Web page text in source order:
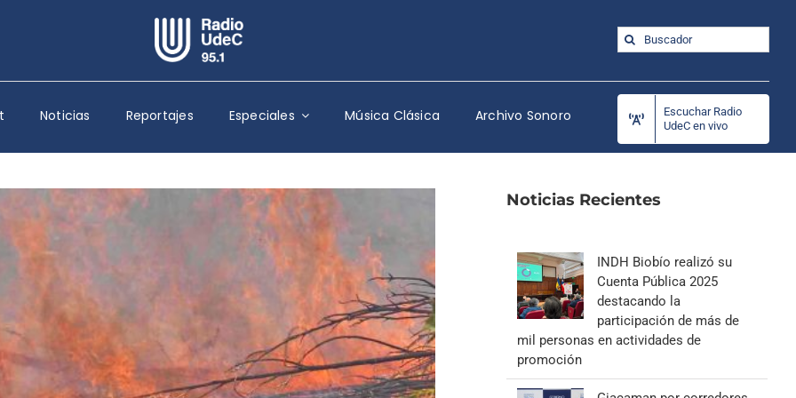
Escuchar Radio UdeC en vivo
Quiénes Somos
Programación
Podcast
Reportajes
Columnas
Música Clásica
Especiales
Buscar:
Noticias Reportajes Especiales Música Clásica Archivo Sonoro
Escuchar Radio
UdeC en vivo
Noticias Recientes
INDH Biobío realizó su
Cuenta Pública 2025
destacando la
participación de más de
mil personas en actividades de
promoción